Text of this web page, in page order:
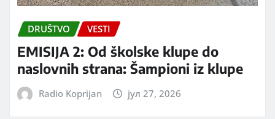
DRUŠTVO VESTI
EMISIJA 2: Od školske klupe do
naslovnih strana: Šampioni iz klupe
Radio Koprijan јул 27, 2026